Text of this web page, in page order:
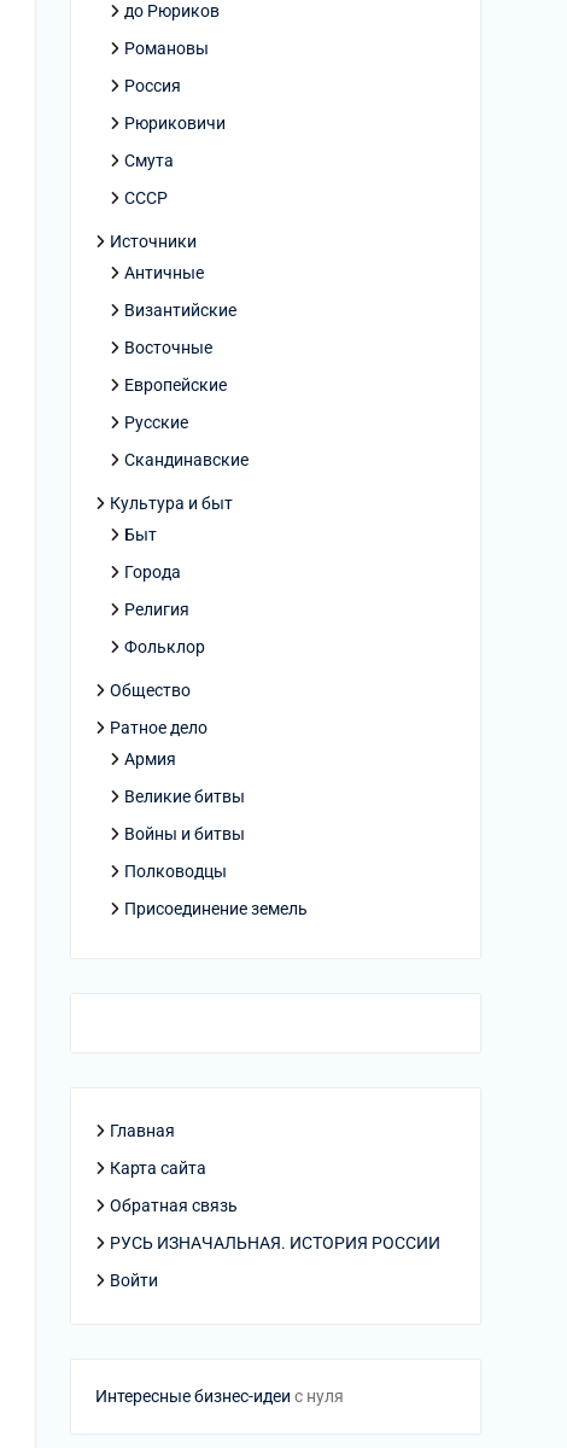
до Рюриков
Романовы
Россия
Рюриковичи
Смута
СССР
Источники
Античные
Византийские
Восточные
Европейские
Русские
Скандинавские
Культура и быт
Быт
Города
Религия
Фольклор
Общество
Ратное дело
Армия
Великие битвы
Войны и битвы
Полководцы
Присоединение земель
Главная
Карта сайта
Обратная связь
РУСЬ ИЗНАЧАЛЬНАЯ. ИСТОРИЯ РОССИИ
Войти
Интересные бизнес-идеи с нуля